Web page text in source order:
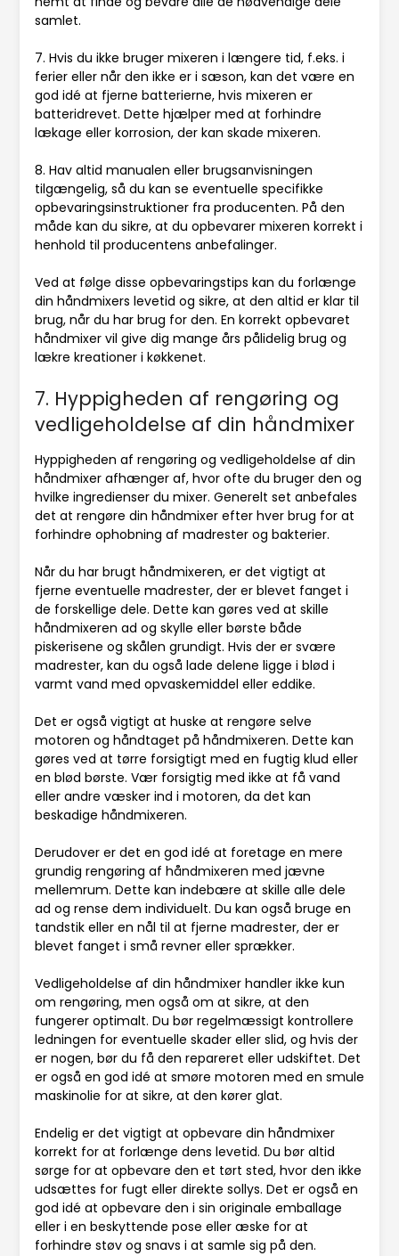
samlet.
7. Hvis du ikke bruger mixeren i længere tid, f.eks. i
ferier eller når den ikke er i sæson, kan det være en
god idé at fjerne batterierne, hvis mixeren er
batteridrevet. Dette hjælper med at forhindre
lækage eller korrosion, der kan skade mixeren.
8. Hav altid manualen eller brugsanvisningen
tilgængelig, så du kan se eventuelle specifikke
opbevaringsinstruktioner fra producenten. På den
måde kan du sikre, at du opbevarer mixeren korrekt i
henhold til producentens anbefalinger.
Ved at følge disse opbevaringstips kan du forlænge
din håndmixers levetid og sikre, at den altid er klar til
brug, når du har brug for den. En korrekt opbevaret
håndmixer vil give dig mange års pålidelig brug og
lækre kreationer i køkkenet.
7. Hyppigheden af rengøring og
vedligeholdelse af din håndmixer
Hyppigheden af rengøring og vedligeholdelse af din
håndmixer afhænger af, hvor ofte du bruger den og
hvilke ingredienser du mixer. Generelt set anbefales
det at rengøre din håndmixer efter hver brug for at
forhindre ophobning af madrester og bakterier.
Når du har brugt håndmixeren, er det vigtigt at
fjerne eventuelle madrester, der er blevet fanget i
de forskellige dele. Dette kan gøres ved at skille
håndmixeren ad og skylle eller børste både
piskerisene og skålen grundigt. Hvis der er svære
madrester, kan du også lade delene ligge i blød i
varmt vand med opvaskemiddel eller eddike.
Det er også vigtigt at huske at rengøre selve
motoren og håndtaget på håndmixeren. Dette kan
gøres ved at tørre forsigtigt med en fugtig klud eller
en blød børste. Vær forsigtig med ikke at få vand
eller andre væsker ind i motoren, da det kan
beskadige håndmixeren.
Derudover er det en god idé at foretage en mere
grundig rengøring af håndmixeren med jævne
mellemrum. Dette kan indebære at skille alle dele
ad og rense dem individuelt. Du kan også bruge en
tandstik eller en nål til at fjerne madrester, der er
blevet fanget i små revner eller sprækker.
Vedligeholdelse af din håndmixer handler ikke kun
om rengøring, men også om at sikre, at den
fungerer optimalt. Du bør regelmæssigt kontrollere
ledningen for eventuelle skader eller slid, og hvis der
er nogen, bør du få den repareret eller udskiftet. Det
er også en god idé at smøre motoren med en smule
maskinolie for at sikre, at den kører glat.
Endelig er det vigtigt at opbevare din håndmixer
korrekt for at forlænge dens levetid. Du bør altid
sørge for at opbevare den et tørt sted, hvor den ikke
udsættes for fugt eller direkte sollys. Det er også en
god idé at opbevare den i sin originale emballage
eller i en beskyttende pose eller æske for at
forhindre støv og snavs i at samle sig på den.